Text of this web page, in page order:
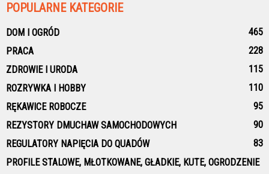
POPULARNE KATEGORIE
DOM I OGRÓD
465
PRACA
228
ZDROWIE I URODA
115
ROZRYWKA I HOBBY
110
RĘKAWICE ROBOCZE
95
REZYSTORY DMUCHAW SAMOCHODOWYCH
90
REGULATORY NAPIĘCIA DO QUADÓW
83
PROFILE STALOWE, MŁOTKOWANE, GŁADKIE, KUTE, OGRODZENIE